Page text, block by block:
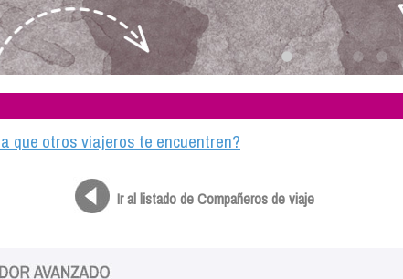
que otros viajeros te encuentren?
Ir al listado de Compañeros de viaje